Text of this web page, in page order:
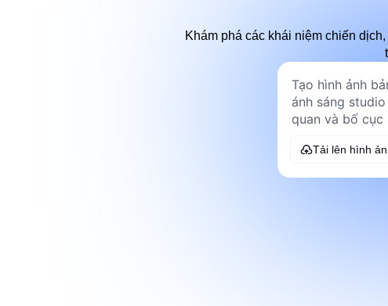
Khám phá các khái niệm chiến
Tải lên hình